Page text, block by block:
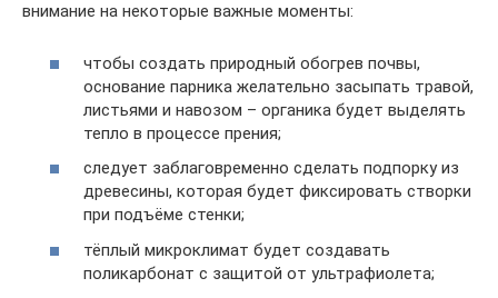
внимание на некоторые важные моменты:
чтобы создать природный обогрев почвы,
основание парника желательно засыпать травой,
листьями и навозом – органика будет выделять
тепло в процессе прения;
следует заблаговременно сделать подпорку из
древесины, которая будет фиксировать створки
при подъёме стенки;
тёплый микроклимат будет создавать
поликарбонат с защитой от ультрафиолета;